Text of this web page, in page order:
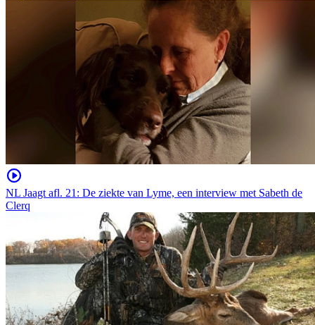
NL Jaagt afl. 21: De ziekte van Lyme, een interview met Sabeth de
Clerq